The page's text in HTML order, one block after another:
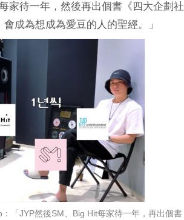
家待一年，然後再出個書《四大企劃社
成為想成為愛豆的人的聖經。」
「JYP然後SM、Big Hit每家待一年，再出個書